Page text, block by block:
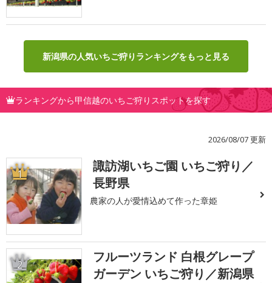
新潟県の人気いちご狩りランキングをもっと見る
ランキングから甲信越のいちご狩りスポットを探す
2026/08/07 更新
1
諏訪湖いちご園 いちご狩り／
長野県
農家の人が愛情込めて作った章姫
2
フルーツランド 白根グレープ
ガーデン いちご狩り／新潟県